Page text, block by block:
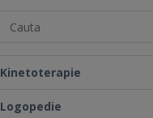
Kinetoterapie
Logopedie